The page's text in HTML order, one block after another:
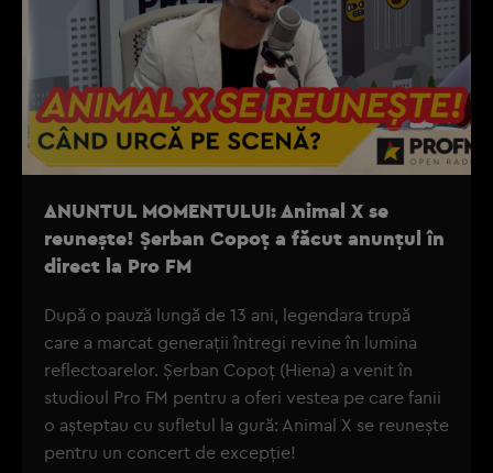
ANUNTUL MOMENTULUI: Animal X se
reunește! Șerban Copoț a făcut anunțul în
direct la Pro FM
După o pauză lungă de 13 ani, legendara trupă
care a marcat generații întregi revine în lumina
reflectoarelor. Șerban Copoț (Hiena) a venit în
studioul Pro FM pentru a oferi vestea pe care fanii
o așteptau cu sufletul la gură: Animal X se reunește
pentru un concert de excepție!